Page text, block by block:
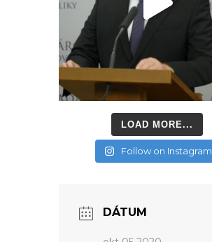
LOAD MORE...
Follow on Instagram
DÁTUM